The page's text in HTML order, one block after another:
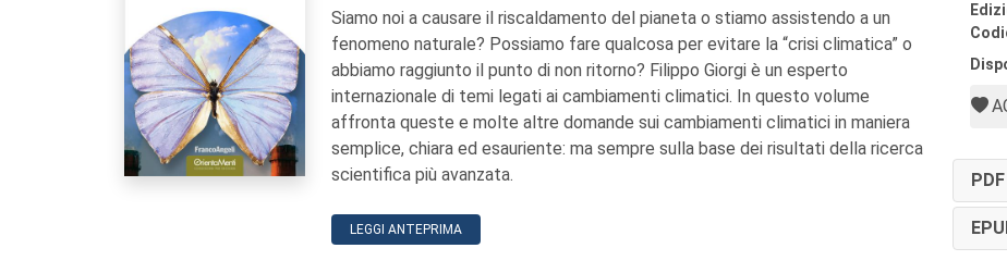
Siamo noi a causare il riscaldamento del pianeta o stiamo assistendo a un
fenomeno naturale? Possiamo fare qualcosa per evitare la “crisi climatica” o
abbiamo raggiunto il punto di non ritorno? Filippo Giorgi è un esperto
internazionale di temi legati ai cambiamenti climatici. In questo volume
affronta queste e molte altre domande sui cambiamenti climatici in maniera
semplice, chiara ed esauriente: ma sempre sulla base dei risultati della ricerca
scientifica più avanzata.
LEGGI ANTEPRIMA